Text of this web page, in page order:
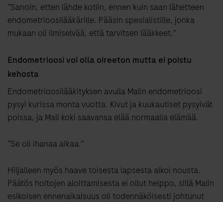
”Sanoin, etten lähde kotiin, ennen kuin saan lähetteen
endometrioosilääkärille. Pääsin spesialistille, jonka
mukaan oli ilmiselvää, että tarvitsen lääkkeet.”
Endometrioosi voi olla oireeton mutta ei poistu
kehosta
Endometrioosilääkityksen avulla Malin endometrioosi
pysyi kurissa monta vuotta. Kivut ja kuukautiset pysyivät
poissa, ja Mali koki saavansa elää normaalia elämää.
”Se oli ihanaa aikaa.”
Hiljalleen myös haave toisesta lapsesta alkoi nousta.
Päätös hoitojen aloittamisesta ei ollut helppo, sillä Malin
esikoisen ennenaikaisuus oli todennäköisesti johtunut